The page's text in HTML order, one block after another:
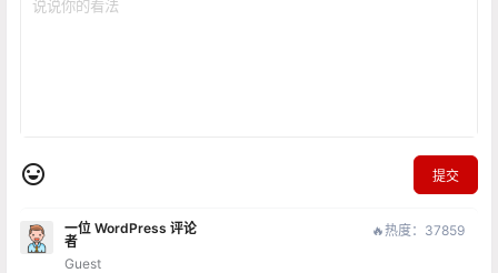
提交
一位 WordPress 评论
者
Guest
🔥热度：37859